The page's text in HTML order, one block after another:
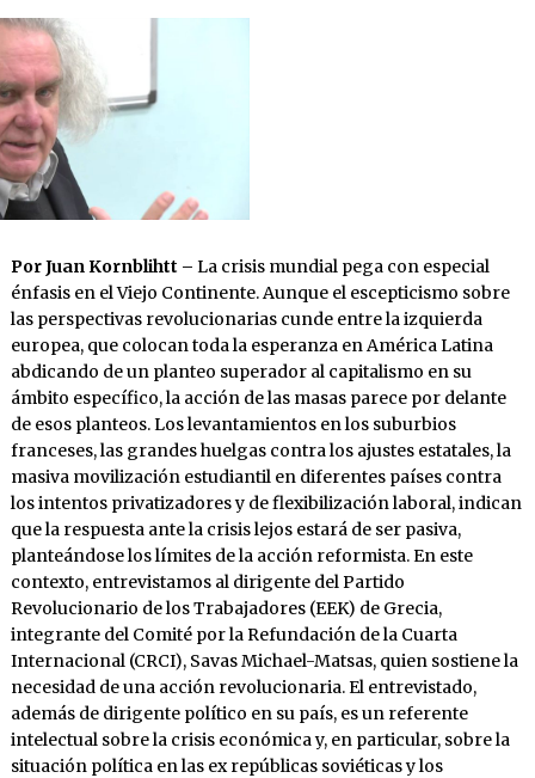
Por Juan Kornblihtt – La crisis mundial pega con especial
énfasis en el Viejo Continente. Aunque el escepticismo sobre
las perspectivas revolucionarias cunde entre la izquierda
europea, que colocan toda la esperanza en América Latina
abdicando de un planteo superador al capitalismo en su
ámbito específico, la acción de las masas parece por delante
de esos planteos. Los levantamientos en los suburbios
franceses, las grandes huelgas contra los ajustes estatales, la
masiva movilización estudiantil en diferentes países contra
los intentos privatizadores y de flexibilización laboral, indican
que la respuesta ante la crisis lejos estará de ser pasiva,
planteándose los límites de la acción reformista. En este
contexto, entrevistamos al dirigente del Partido
Revolucionario de los Trabajadores (EEK) de Grecia,
integrante del Comité por la Refundación de la Cuarta
Internacional (CRCI), Savas Michael-Matsas, quien sostiene la
necesidad de una acción revolucionaria. El entrevistado,
además de dirigente político en su país, es un referente
intelectual sobre la crisis económica y, en particular, sobre la
situación política en las ex repúblicas soviéticas y los